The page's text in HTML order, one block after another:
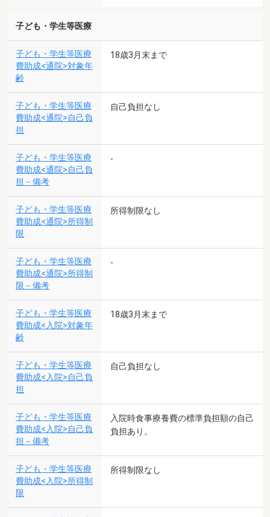
子ども・学生等医療
子ども・学生等医療
費助成<通院>対象年
齢
18歳3月末まで
子ども・学生等医療
費助成<通院>自己負
担
自己負担なし
子ども・学生等医療
費助成<通院>自己負
担－備考
-
子ども・学生等医療
費助成<通院>所得制
限
所得制限なし
子ども・学生等医療
費助成<通院>所得制
限－備考
-
子ども・学生等医療
費助成<入院>対象年
齢
18歳3月末まで
子ども・学生等医療
費助成<入院>自己負
担
自己負担なし
子ども・学生等医療
費助成<入院>自己負
担－備考
入院時食事療養費の標準負担額の自己
負担あり。
子ども・学生等医療
費助成<入院>所得制
限
所得制限なし